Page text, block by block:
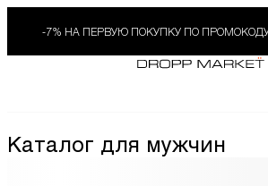
-7% НА ПЕРВУЮ ПОКУПКУ ПО
Каталог для мужчин